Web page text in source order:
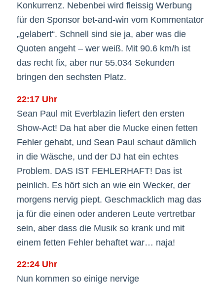
Konkurrenz. Nebenbei wird fleissig Werbung
für den Sponsor bet-and-win vom Kommentator
„gelabert“. Schnell sind sie ja, aber was die
Quoten angeht – wer weiß. Mit 90.6 km/h ist
das recht fix, aber nur 55.034 Sekunden
bringen den sechsten Platz.
22:17 Uhr
Sean Paul mit Everblazin liefert den ersten
Show-Act! Da hat aber die Mucke einen fetten
Fehler gehabt, und Sean Paul schaut dämlich
in die Wäsche, und der DJ hat ein echtes
Problem. DAS IST FEHLERHAFT! Das ist
peinlich. Es hört sich an wie ein Wecker, der
morgens nervig piept. Geschmacklich mag das
ja für die einen oder anderen Leute vertretbar
sein, aber dass die Musik so krank und mit
einem fetten Fehler behaftet war… naja!
22:24 Uhr
Nun kommen so einige nervige